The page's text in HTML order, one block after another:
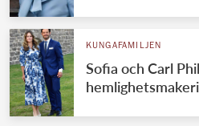
Jordanska
Luxemburgska
Japanska
KUNGAFAMILJEN
Sofia och Carl